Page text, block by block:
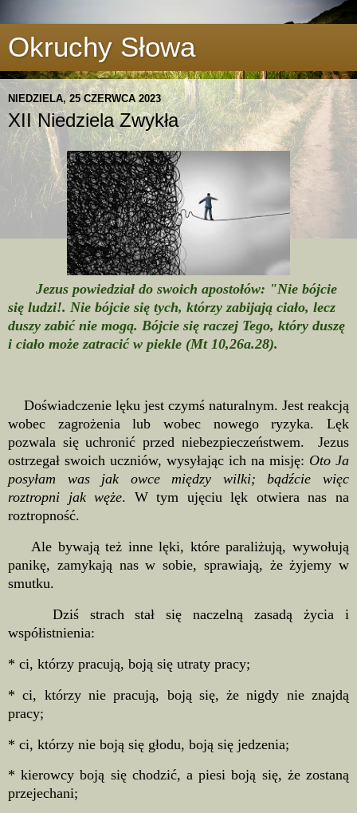
Okruchy Słowa
NIEDZIELA, 25 CZERWCA 2023
XII Niedziela Zwykła
Jezus powiedział do swoich apostołów: "Nie bójcie
się ludzi!. Nie bójcie się tych, którzy zabijają ciało, lecz
duszy zabić nie mogą. Bójcie się raczej Tego, który duszę
i ciało może zatracić w piekle (Mt 10,26a.28).
Doświadczenie lęku jest czymś naturalnym. Jest reakcją
wobec zagrożenia lub wobec nowego ryzyka. Lęk
pozwala się uchronić przed niebezpieczeństwem. Jezus
ostrzegał swoich uczniów, wysyłając ich na misję: Oto Ja
posyłam was jak owce między wilki; bądźcie więc
roztropni jak węże. W tym ujęciu lęk otwiera nas na
roztropność.
Ale bywają też inne lęki, które paraliżują, wywołują
panikę, zamykają nas w sobie, sprawiają, że żyjemy w
smutku.
Dziś strach stał się naczelną zasadą życia i
współistnienia:
* ci, którzy pracują, boją się utraty pracy;
* ci, którzy nie pracują, boją się, że nigdy nie znajdą
pracy;
* ci, którzy nie boją się głodu, boją się jedzenia;
* kierowcy boją się chodzić, a piesi boją się, że zostaną
przejechani;